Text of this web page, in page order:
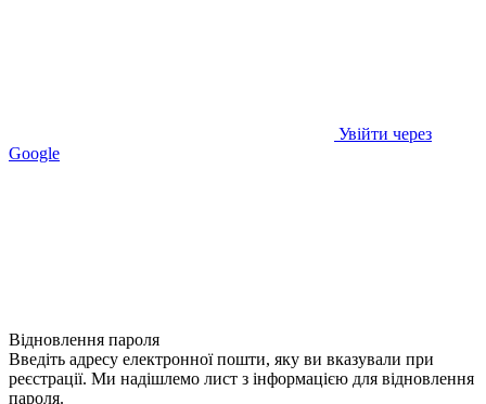
Увійти через
Google
Відновлення пароля
Введіть адресу електронної пошти, яку ви вказували при
реєстрації. Ми надішлемо лист з інформацією для відновлення
пароля.